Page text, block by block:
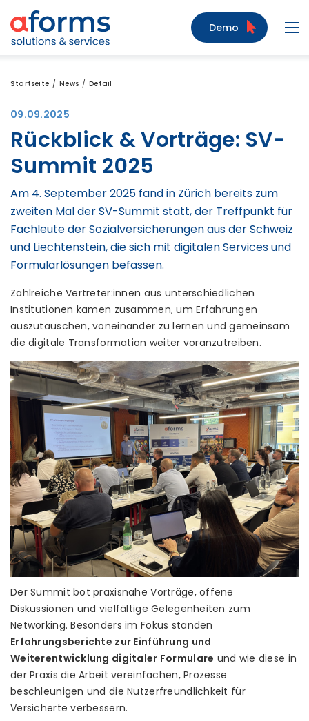
Zum Inhalt
Zum Menü
Zur Suche
Demo
Startseite News Detail
09.09.2025
Rückblick & Vorträge: SV-
Summit 2025
Am 4. September 2025 fand in Zürich bereits zum
zweiten Mal der SV-Summit statt, der Treffpunkt für
Fachleute der Sozialversicherungen aus der Schweiz
und Liechtenstein, die sich mit digitalen Services und
Formularlösungen befassen.
Zahlreiche Vertreter:innen aus unterschiedlichen
Institutionen kamen zusammen, um Erfahrungen
auszutauschen, voneinander zu lernen und gemeinsam
die digitale Transformation weiter voranzutreiben.
Der Summit bot praxisnahe Vorträge, offene
Diskussionen und vielfältige Gelegenheiten zum
Networking. Besonders im Fokus standen
Erfahrungsberichte zur Einführung und
Weiterentwicklung digitaler Formulare und wie diese in
der Praxis die Arbeit vereinfachen, Prozesse
beschleunigen und die Nutzerfreundlichkeit für
Versicherte verbessern.